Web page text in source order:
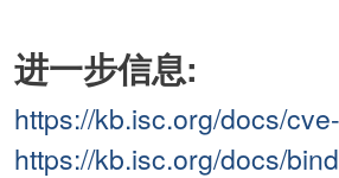
进一步信息:
https://kb.isc.org/docs/
https://kb.isc.org/docs/